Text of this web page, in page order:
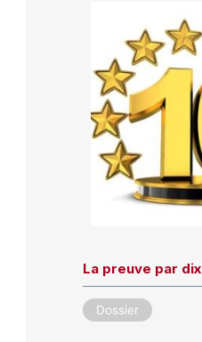
La preuve par dix
Dossier